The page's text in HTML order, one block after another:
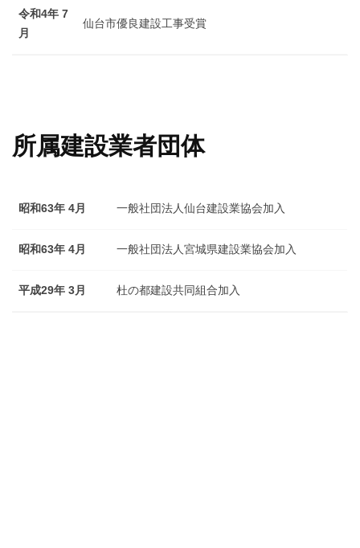
令和4年 7
月
仙台市優良建設工事受賞
所属建設業者団体
昭和63年 4月 一般社団法人仙台建設業協会加入
昭和63年 4月 一般社団法人宮城県建設業協会加入
平成29年 3月 杜の都建設共同組合加入